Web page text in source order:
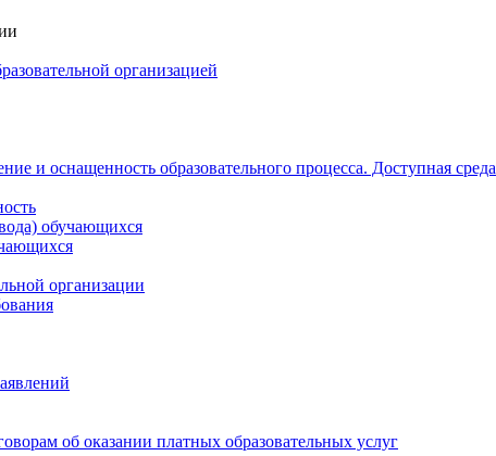
организацией
и оснащенность образовательного процесса. Доступная среда
обучающихся
организации
об оказании платных образовательных услуг